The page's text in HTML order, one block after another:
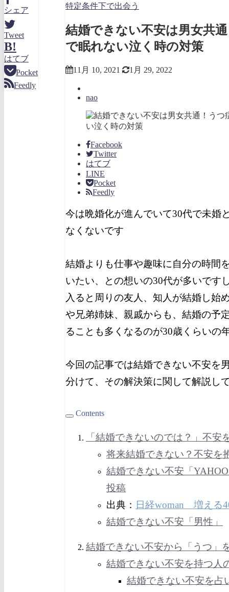
シェア
Tweet
B!
はてブ
Pocket
Feedly
特定条件下で出会う
結婚できない不安は男女共
で眠れない泣く時の対策
11月 10, 2021 1月 29, 2022
nao
Facebook
Twitter
はてブ
LINE
Pocket
Feedly
今は晩婚化が進んでいて30代で未婚
なくないです
結婚よりも仕事や趣味に自分の時間
いたい、との想いの30代が多いです
入ると周りの友人、知人が結婚し始
や兄弟姉妹、親戚からも、結婚の予
ることも多くなるのが30歳くらいの
今回の記事では結婚できない不安を
分けて、その解決策に関して解説し
Contents
「結婚できないのでは？」不安
将来結婚できない？不安を
結婚できない不安「
投稿
出典： 日経woman 増える
結婚できない不安「男性」
結婚できない不安から「うつ」
結婚できない不安を持つ人
結婚できない不安を占